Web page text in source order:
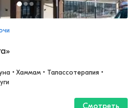
• Хаммам • Талассотерапия •
Смотреть